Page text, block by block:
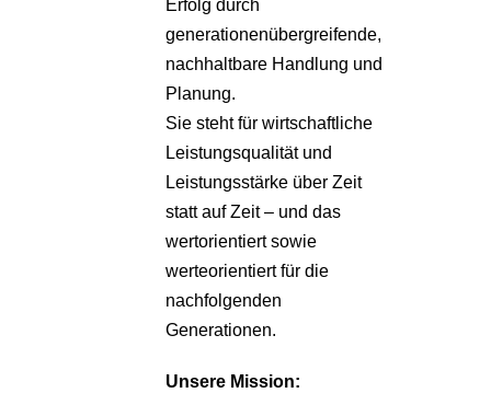
Erfolg durch
generationenübergreifende,
nachhaltbare Handlung und
Planung.
Sie steht für wirtschaftliche
Leistungsqualität und
Leistungsstärke über Zeit
statt auf Zeit – und das
wertorientiert sowie
werteorientiert für die
nachfolgenden
Generationen.
Unsere Mission: